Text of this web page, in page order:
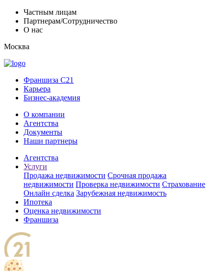
Частным лицам
Партнерам/Сотрудничество
О нас
Москва
Франшиза C21
Карьера
Бизнес-академия
О компании
Агентства
Документы
Наши партнеры
Агентства
Услуги
Продажа недвижимости Срочная продажа
недвижимости Проверка недвижимости Страхование
Онлайн сделка Зарубежная недвижимость
Ипотека
Оценка недвижимости
Франшиза